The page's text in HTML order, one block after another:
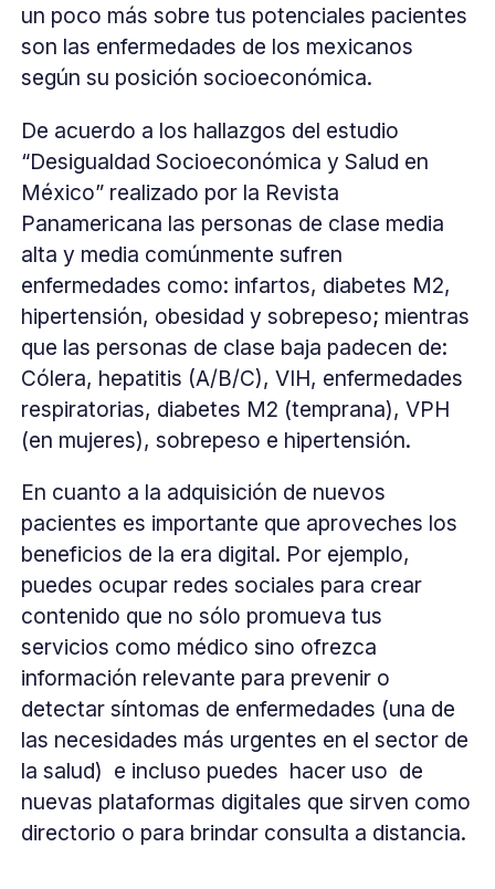
un poco más sobre tus potenciales pacientes
son las enfermedades de los mexicanos
según su posición socioeconómica.
De acuerdo a los hallazgos del estudio
“Desigualdad Socioeconómica y Salud en
México” realizado por la Revista
Panamericana las personas de clase media
alta y media comúnmente sufren
enfermedades como: infartos, diabetes M2,
hipertensión, obesidad y sobrepeso; mientras
que las personas de clase baja padecen de:
Cólera, hepatitis (A/B/C), VIH, enfermedades
respiratorias, diabetes M2 (temprana), VPH
(en mujeres), sobrepeso e hipertensión.
En cuanto a la adquisición de nuevos
pacientes es importante que aproveches los
beneficios de la era digital. Por ejemplo,
puedes ocupar redes sociales para crear
contenido que no sólo promueva tus
servicios como médico sino ofrezca
información relevante para prevenir o
detectar síntomas de enfermedades (una de
las necesidades más urgentes en el sector de
la salud) e incluso puedes hacer uso de
nuevas plataformas digitales que sirven como
directorio o para brindar consulta a distancia.